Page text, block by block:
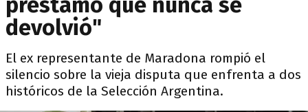
devolvió"
El ex representante de Maradona rompió el
silencio sobre la vieja disputa que enfrenta a dos
históricos de la Selección Argentina.